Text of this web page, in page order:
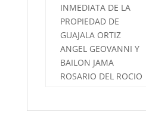
INMEDIATA DE LA
PROPIEDAD DE
GUAJALA ORTIZ
ANGEL GEOVANNI Y
BAILON JAMA
ROSARIO DEL ROCIO